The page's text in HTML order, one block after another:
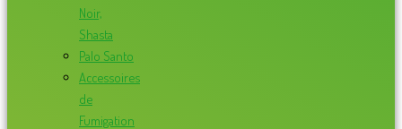
Noir,
Shasta
Palo Santo
Accessoires
de
Fumigation